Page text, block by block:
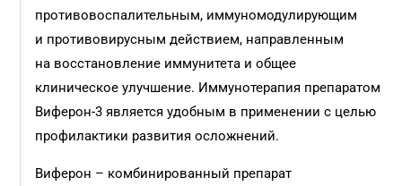
противовоспалительным, иммуномодулирующим
и противовирусным действием, направленным
на восстановление иммунитета и общее
клиническое улучшение. Иммунотерапия препаратом
Виферон-3 является удобным в применении с целью
профилактики развития осложнений.
Виферон – комбинированный пре­парат